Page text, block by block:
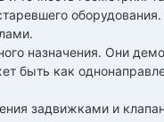
назначения. Они
быть как
задвижками и